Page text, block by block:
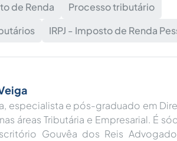
de Renda
Processo tributário
IRPJ - Imposto de Renda
especialista e pós-graduado em
áreas Tributária e Empresarial. É
Gouvêa dos Reis